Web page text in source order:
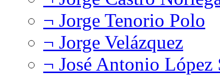
¬ Jorge Tenorio Polo
¬ Jorge Velázquez
¬ José Antonio López